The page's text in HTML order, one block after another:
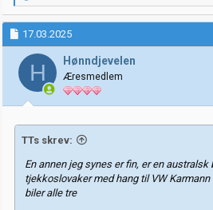
e
a
k
s
j
o
e
r
17.03.2025
H Hønndjevelen
Æresmedlem
TTs skrev:
En annen jeg synes er fin, er en australsk
tjekkoslovaker med hang til VW
biler alle tre